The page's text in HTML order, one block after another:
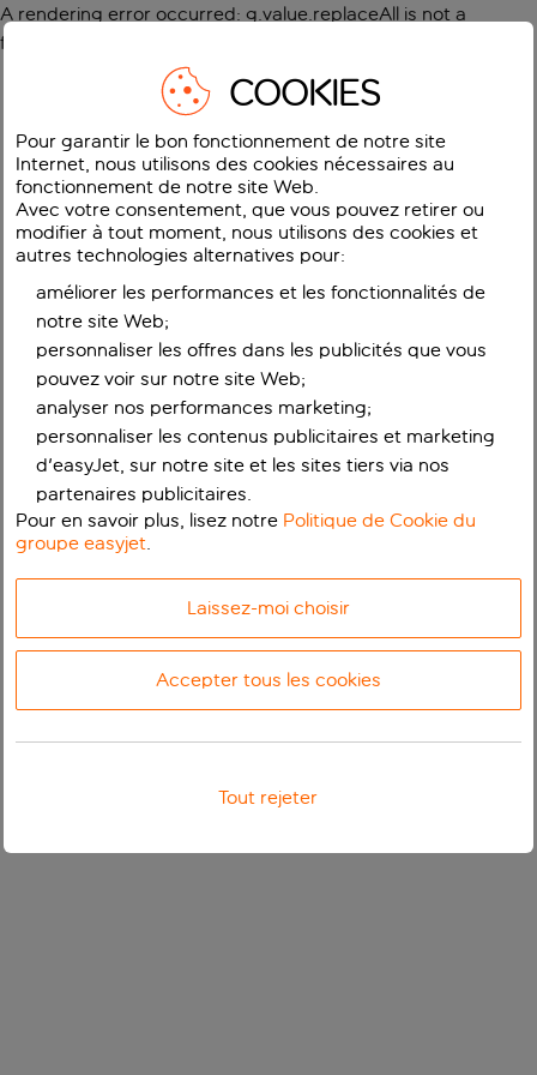
A rendering error occurred: g.value.replaceAll is not a
function
COOKIES
Pour garantir le bon fonctionnement de notre site
Internet, nous utilisons des cookies nécessaires au
fonctionnement de notre site Web.
Avec votre consentement, que vous pouvez retirer ou
modifier à tout moment, nous utilisons des cookies et
autres technologies alternatives pour:
améliorer les performances et les fonctionnalités de
notre site Web;
personnaliser les offres dans les publicités que vous
pouvez voir sur notre site Web;
analyser nos performances marketing;
personnaliser les contenus publicitaires et marketing
d'easyJet, sur notre site et les sites tiers via nos
partenaires publicitaires.
Pour en savoir plus, lisez notre Politique de Cookie du
groupe easyjet.
Laissez-moi choisir
Accepter tous les cookies
Tout rejeter